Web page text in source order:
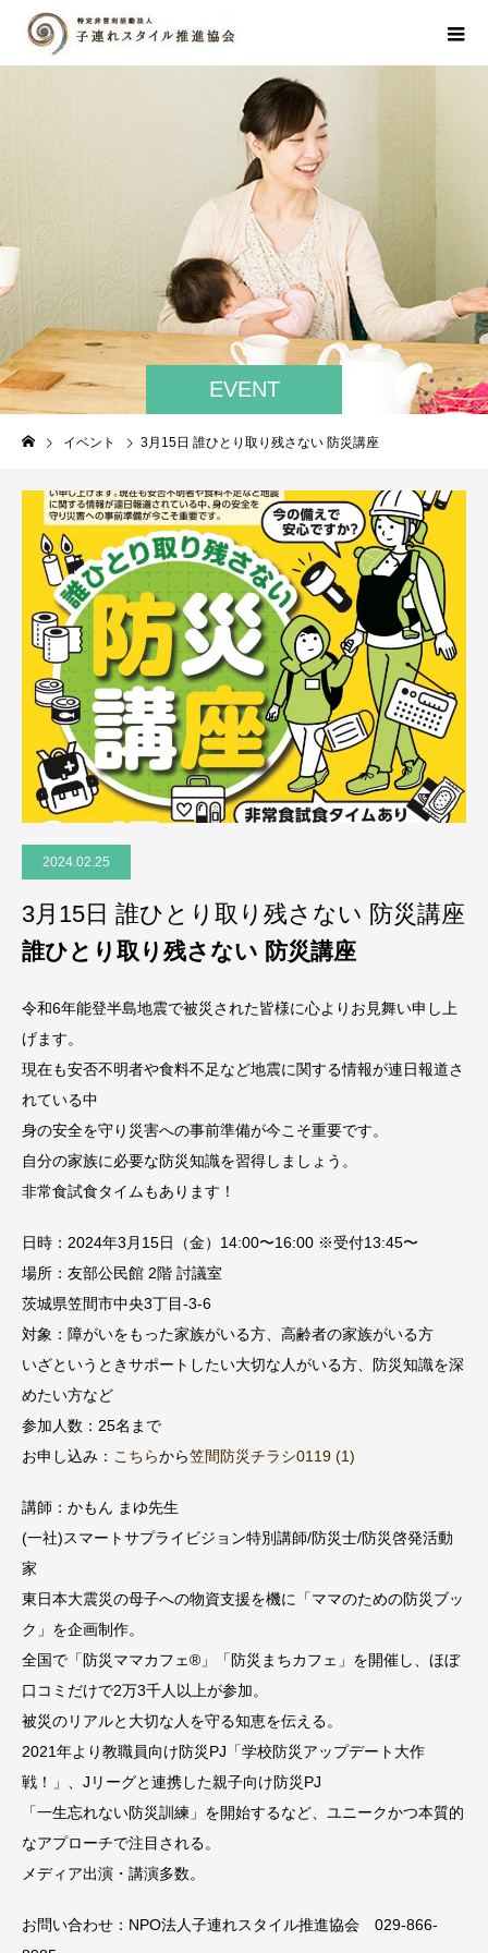
EVENT
イベント 3月15日 誰ひとり取り残さない 防災講座
2024.02.25
3月15日 誰ひとり取り残さない 防災講座
誰ひとり取り残さない 防災講座
令和6年能登半島地震で被災された皆様に心よりお見舞い申し上
げます。
現在も安否不明者や食料不足など地震に関する情報が連日報道さ
れている中
身の安全を守り災害への事前準備が今こそ重要です。
自分の家族に必要な防災知識を習得しましょう。
非常食試食タイムもあります！
日時：2024年3月15日（金）14:00〜16:00 ※受付13:45〜
場所：友部公民館 2階 討議室
茨城県笠間市中央3丁目-3-6
対象：障がいをもった家族がいる方、高齢者の家族がいる方
いざというときサポートしたい大切な人がいる方、防災知識を深
めたい方など
参加人数：25名まで
お申し込み： こちらから笠間防災チラシ0119 (1)
講師：かもん まゆ先生
(一社)スマートサプライビジョン特別講師/防災士/防災啓発活動
家
東日本大震災の母子への物資支援を機に「ママのための防災ブッ
ク」を企画制作。
全国で「防災ママカフェ®︎」「防災まちカフェ」を開催し、ほぼ
口コミだけで2万3千人以上が参加。
被災のリアルと大切な人を守る知恵を伝える。
2021年より教職員向け防災PJ「学校防災アップデート大作
戦！」、Jリーグと連携した親子向け防災PJ
「一生忘れない防災訓練」を開始するなど、ユニークかつ本質的
なアプローチで注目される。
メディア出演・講演多数。
お問い合わせ：NPO法人子連れスタイル推進協会 029-866-